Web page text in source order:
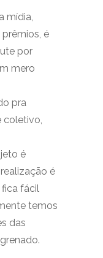
mídia,
é
por
mero
pra
coletivo,
é
é
fica fácil
temos
das